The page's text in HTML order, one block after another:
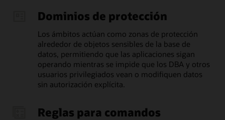
Dominios de protección
Los ámbitos actúan como zonas de protección
alrededor de objetos sensibles de la base de
datos, permitiendo que las aplicaciones sigan
operando mientras se impide que los DBA y otros
usuarios privilegiados vean o modifiquen datos
sin autorización explícita.
Reglas para comandos